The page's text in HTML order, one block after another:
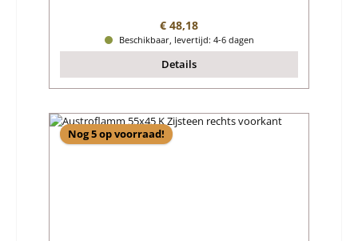
Normale prijs:
€ 48,18
Beschikbaar, levertijd: 4-6 dagen
Details
Nog 5 op voorraad!